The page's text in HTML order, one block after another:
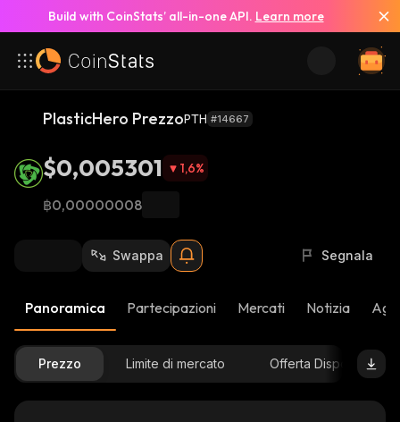
Build with CoinStats’ all-in-one API. Learn more
PlasticHero PrezzoPTH #14667
$0,005301 1,6%
฿0,00000008
Swappa Segnala
Panoramica Partecipazioni Mercati Notizia
Prezzo Limite di mercato Offerta Disponibile